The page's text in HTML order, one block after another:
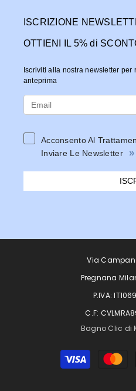
ISCRIZIONE
OTTIENI IL 5% di
Iscriviti alla nostra newsletter per
anteprima
Acconsento Al
Inviare Le Newsletter
»
Via
Pregnana
P.IVA:
C.F:
Bagno Clic di